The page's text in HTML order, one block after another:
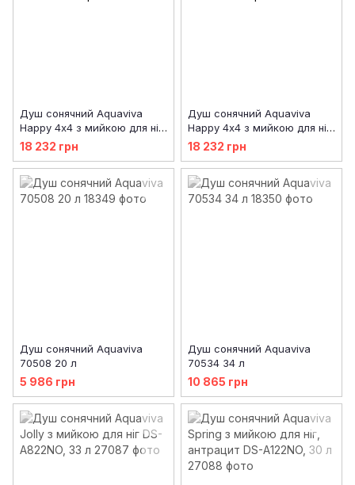
Душ сонячний Aquaviva
Happy 4х4 з мийкою для ніг,
блакитний DS-H422BL, 44 л
18 232 грн
Душ сонячний Aquaviva
Happy 4х4 з мийкою для ніг,
зелений DS-H422VE, 44 л
18 232 грн
Душ сонячний Aquaviva
70508 20 л
5 986 грн
Душ сонячний Aquaviva
70534 34 л
10 865 грн